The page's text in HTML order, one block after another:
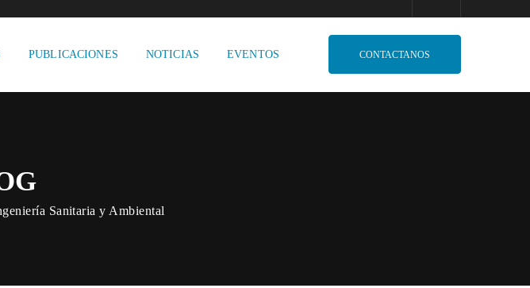
PUBLICACIONES NOTICIAS EVENTOS CONTACTANOS
Sanitaria y Ambiental